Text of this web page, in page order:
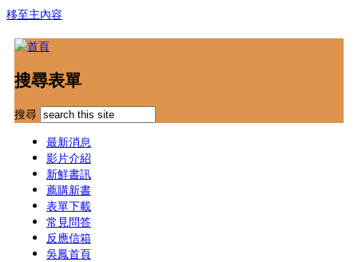
移至主內容
搜尋表單
搜尋
最新消息
影片介紹
新鮮書訊
薦購新書
表單下載
常見問答
反應信箱
吳鳳首頁